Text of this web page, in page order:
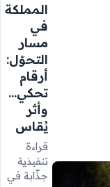
المملكة
في
مسار
التحوّل:
أرقام
تحكي…
وأثر
يُقاس
قراءة
تنفيذية
جذّابة في